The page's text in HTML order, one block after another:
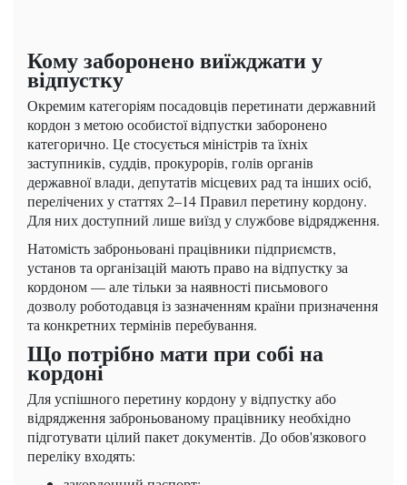
Кому заборонено виїжджати у
відпустку
Окремим категоріям посадовців перетинати державний
кордон з метою особистої відпустки заборонено
категорично. Це стосується міністрів та їхніх
заступників, суддів, прокурорів, голів органів
державної влади, депутатів місцевих рад та інших осіб,
перелічених у статтях 2–14 Правил перетину кордону.
Для них доступний лише виїзд у службове відрядження.
Натомість заброньовані працівники підприємств,
установ та організацій мають право на відпустку за
кордоном — але тільки за наявності письмового
дозволу роботодавця із зазначенням країни призначення
та конкретних термінів перебування.
Що потрібно мати при собі на
кордоні
Для успішного перетину кордону у відпустку або
відрядження заброньованому працівнику необхідно
підготувати цілий пакет документів. До обов'язкового
переліку входять: